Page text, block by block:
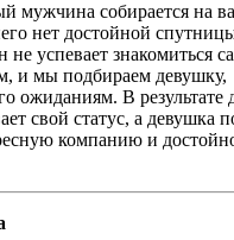
мужчина собирается на
нет достойной
успевает знакомиться
и мы подбираем девушку,
ожиданиям. В результате
свой статус, а девушка
компанию и